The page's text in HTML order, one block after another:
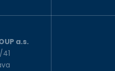
a.s.